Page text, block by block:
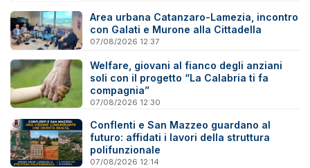
Area urbana Catanzaro-Lamezia, incontro
con Galati e Murone alla Cittadella
07/08/2026 12:37
Welfare, giovani al fianco degli anziani
soli con il progetto “La Calabria ti fa
compagnia”
07/08/2026 12:30
Conflenti e San Mazzeo guardano al
futuro: affidati i lavori della struttura
polifunzionale
07/08/2026 12:14